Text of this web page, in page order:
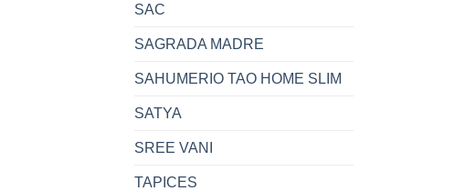
SAC
SAGRADA MADRE
SAHUMERIO TAO HOME SLIM
SATYA
SREE VANI
TAPICES